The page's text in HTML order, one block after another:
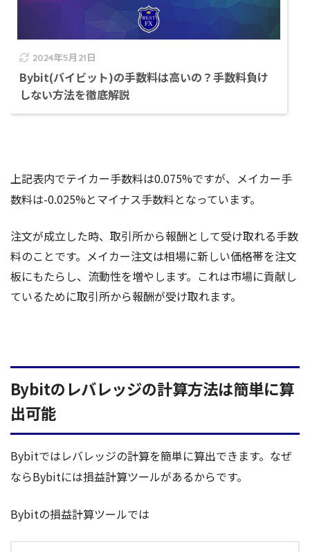
2024年5月21日
Bybit(バイビット)の手数料は高いの？手数料負け
しない方法を徹底解説
上記表内でテイカー手数料は0.075%ですが、メイカー手
数料は-0.025%とマイナス手数料となっています。
注文が成立した時、取引所から報酬として受け取れる手数
料のことです。メイカー注文は相場に新しい価格帯を注文
板にもたらし、流動性を増やします。これは市場に貢献し
ているために取引所から報酬が受け取れます。
Bybitのレバレッジの計算方法は簡単に算
出可能
Bybitではレバレッジの計算を簡単に算出できます。なぜ
ならBybitには損益計算ツールがあるからです。
Bybitの損益計算ツールでは